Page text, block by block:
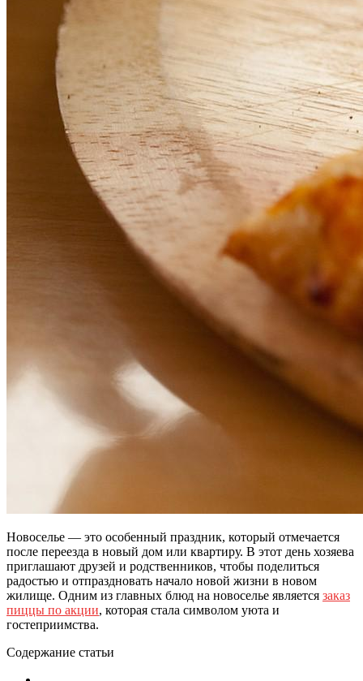
Новоселье — это особенный праздник, который отмечается
после переезда в новый дом или квартиру. В этот день хозяева
приглашают друзей и родственников, чтобы поделиться
радостью и отпраздновать начало новой жизни в новом
жилище. Одним из главных блюд на новоселье является заказ
пиццы по акции, которая стала символом уюта и
гостеприимства.
Содержание статьи